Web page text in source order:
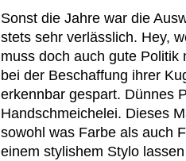
Sonst die Jahre war die
stets sehr verlässlich. Hey,
muss doch auch gute
bei der Beschaffung ihrer
erkennbar gespart. Dünnes
Handschmeichelei. Dieses
sowohl was Farbe als auch
einem stylishem Stylo